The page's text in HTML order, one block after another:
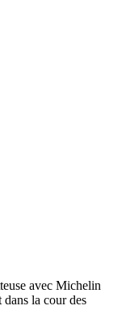
avec Michelin
la cour des